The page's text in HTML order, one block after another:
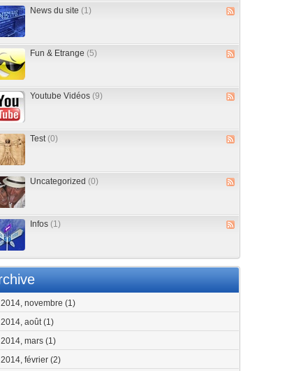
News du site (1)
Fun & Etrange (5)
Youtube Vidéos (9)
Test (0)
Uncategorized (0)
Infos (1)
2014, novembre (1)
2014, août(1)
2014, mars (1)
2014, février (2)